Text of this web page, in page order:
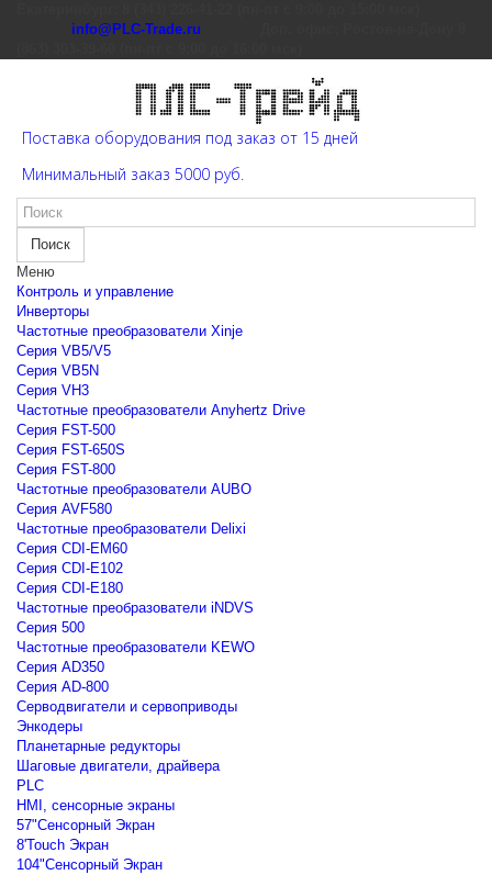
info@PLC-Trade.ru
Поставка оборудования под заказ от 15 дней
Минимальный заказ 5000 руб.
Поиск
Меню
Контроль и управление
Инверторы
Частотные преобразователи Xinje
Cерия VB5/V5
Cерия VB5N
Cерия VH3
Частотные преобразователи Anyhertz Drive
Серия FST-500
Серия FST-650S
Серия FST-800
Частотные преобразователи AUBO
Серия AVF580
Частотные преобразователи Delixi
Серия CDI-EM60
Серия CDI-E102
Серия CDI-E180
Частотные преобразователи iNDVS
Серия 500
Частотные преобразователи KEWO
Серия AD350
Серия AD-800
Серводвигатели и сервоприводы
Энкодеры
Планетарные редукторы
Шаговые двигатели, драйвера
PLC
HMI, сенсорные экраны
57"Сенсорный Экран
8'Touch Экран
104"Сенсорный Экран